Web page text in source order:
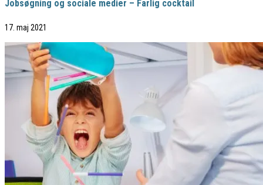
Jobsøgning og sociale medier – Farlig cocktail
17. maj 2021